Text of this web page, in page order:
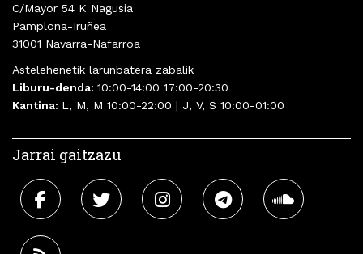
C/Mayor 54 K Nagusia
Pamplona-Iruñea
31001 Navarra-Nafarroa
Astelehenetik larunbatera zabalik
Liburu-denda: 10:00-14:00 17:00-20:30
Kantina: L, M, M 10:00-22:00 | J, V, S 10:00-01:00
Jarrai gaitzazu